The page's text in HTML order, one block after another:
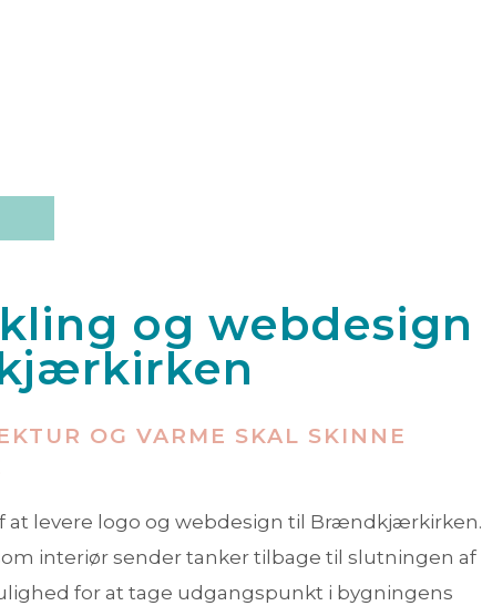
og webdesign
OG VARME SKAL SKINNE
at levere logo og webdesign til Brændkjærkirken.
interiør sender tanker tilbage til slutningen af
for at tage udgangspunkt i bygningens